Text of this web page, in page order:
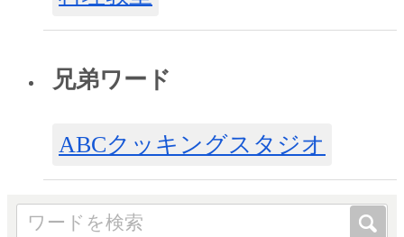
兄弟ワード
ABCクッキングスタジオ